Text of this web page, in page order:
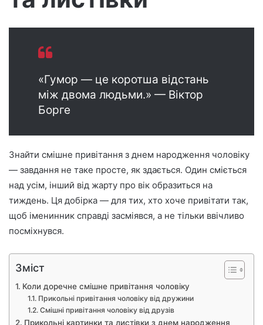
«Гумор — це коротша відстань
між двома людьми.» — Віктор
Борге
Знайти смішне привітання з днем народження чоловіку
— завдання не таке просте, як здається. Один сміється
над усім, інший від жарту про вік образиться на
тиждень. Ця добірка — для тих, хто хоче привітати так,
щоб іменинник справді засміявся, а не тільки ввічливо
посміхнувся.
Зміст
Коли доречне смішне привітання чоловіку
Прикольні привітання чоловіку від дружини
Смішні привітання чоловіку від друзів
Прикольні картинки та листівки з днем народження